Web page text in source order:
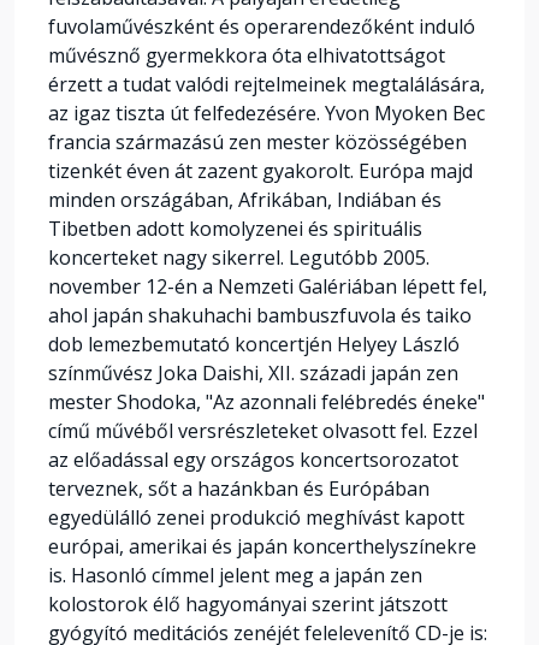
fuvolaművészként és operarendezőként induló
művésznő gyermekkora óta elhivatottságot
érzett a tudat valódi rejtelmeinek megtalálására,
az igaz tiszta út felfedezésére. Yvon Myoken Bec
francia származású zen mester közösségében
tizenkét éven át zazent gyakorolt. Európa majd
minden országában, Afrikában, Indiában és
Tibetben adott komolyzenei és spirituális
koncerteket nagy sikerrel. Legutóbb 2005.
november 12-én a Nemzeti Galériában lépett fel,
ahol japán shakuhachi bambuszfuvola és taiko
dob lemezbemutató koncertjén Helyey László
színművész Joka Daishi, XII. századi japán zen
mester Shodoka, "Az azonnali felébredés éneke"
című művéből versrészleteket olvasott fel. Ezzel
az előadással egy országos koncertsorozatot
terveznek, sőt a hazánkban és Európában
egyedülálló zenei produkció meghívást kapott
európai, amerikai és japán koncerthelyszínekre
is. Hasonló címmel jelent meg a japán zen
kolostorok élő hagyományai szerint játszott
gyógyító meditációs zenéjét felelevenítő CD-je is: